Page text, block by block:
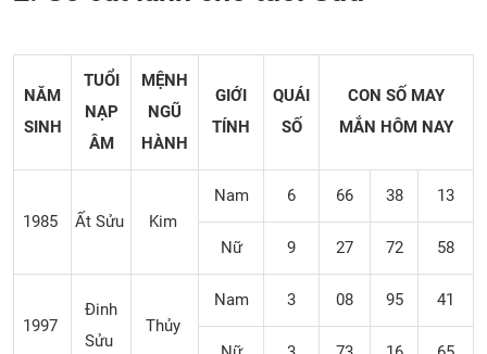
NĂM
SINH
TUỔI
NẠP
ÂM
MỆNH
NGŨ
HÀNH
GIỚI
TÍNH
QUÁI
SỐ
CON SỐ MAY
MẮN HÔM NAY
1985 Ất Sửu Kim
Nam 6 66 38 13
Nữ 9 27 72 58
1997
Đinh
Sửu
Thủy
Nam 3 08 95 41